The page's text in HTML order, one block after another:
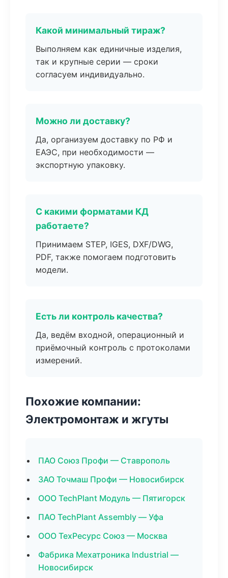
Какой минимальный тираж?
Выполняем как единичные изделия,
так и крупные серии — сроки
согласуем индивидуально.
Можно ли доставку?
Да, организуем доставку по РФ и
ЕАЭС, при необходимости —
экспортную упаковку.
С какими форматами КД
работаете?
Принимаем STEP, IGES, DXF/DWG,
PDF, также помогаем подготовить
модели.
Есть ли контроль качества?
Да, ведём входной, операционный и
приёмочный контроль с протоколами
измерений.
Похожие компании:
Электромонтаж и жгуты
ПАО Союз Профи — Ставрополь
ЗАО Точмаш Профи — Новосибирск
ООО TechPlant Модуль — Пятигорск
ПАО TechPlant Assembly — Уфа
ООО ТехРесурс Союз — Москва
Фабрика Мехатроника Industrial —
Новосибирск